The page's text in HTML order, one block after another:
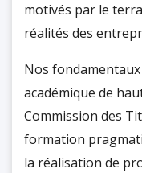
motivés par le
réalités des
Nos
académique de
Commission des
formation
la réalisation de